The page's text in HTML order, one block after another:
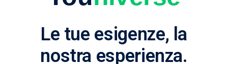
Le tue esigenze, la
nostra esperienza.